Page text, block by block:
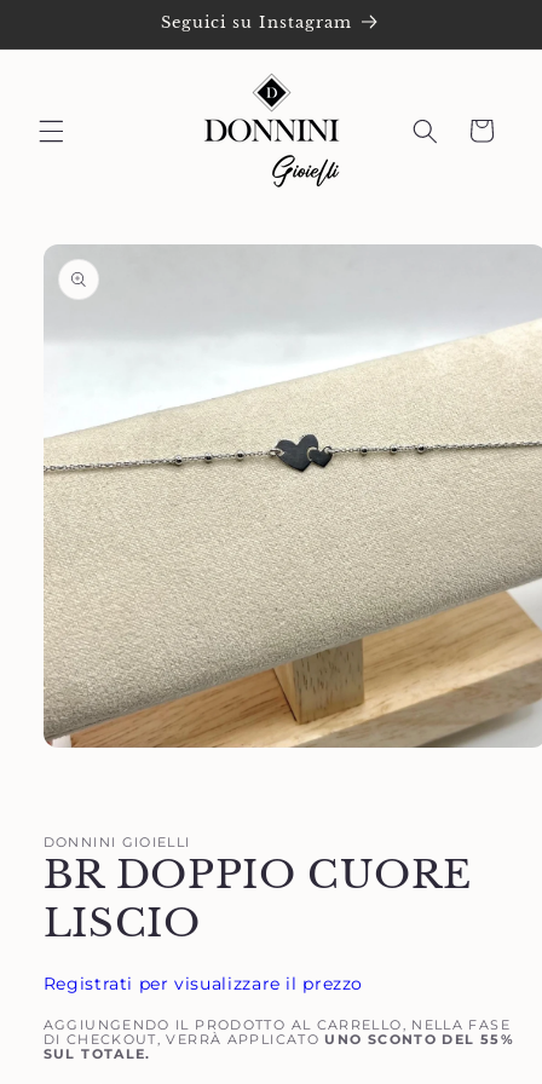
ai contenuti
Seguici su Instagram
Carrello
Passa alle
informazioni
sul prodotto
finestra
modale
DONNINI GIOIELLI
BR DOPPIO CUORE
LISCIO
Registrati per visualizzare il prezzo
AGGIUNGENDO IL PRODOTTO AL CARRELLO, NELLA FASE
DI CHECKOUT, VERRÀ APPLICATO UNO SCONTO DEL 55%
SUL TOTALE.